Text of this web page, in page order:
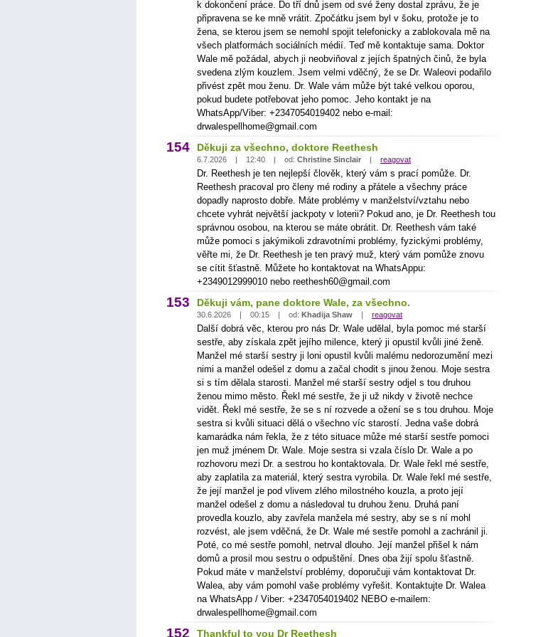
k dokončení práce. Do tří dnů jsem od své ženy dostal zprávu, že je
připravena se ke mně vrátit. Zpočátku jsem byl v šoku, protože je to
žena, se kterou jsem se nemohl spojit telefonicky a zablokovala mě na
všech platformách sociálních médií. Teď mě kontaktuje sama. Doktor
Wale mě požádal, abych ji neobviňoval z jejích špatných činů, že byla
svedena zlým kouzlem. Jsem velmi vděčný, že se Dr. Waleovi podařilo
přivést zpět mou ženu. Dr. Wale vám může být také velkou oporou,
pokud budete potřebovat jeho pomoc. Jeho kontakt je na
WhatsApp/Viber: +2347054019402 nebo e-mail:
drwalespellhome@gmail.com
154 Děkuji za všechno, doktore Reethesh
6.7.2026 | 12:40 | od: Christine Sinclair | reagovat
Dr. Reethesh je ten nejlepší člověk, který vám s prací pomůže. Dr.
Reethesh pracoval pro členy mé rodiny a přátele a všechny práce
dopadly naprosto dobře. Máte problémy v manželství/vztahu nebo
chcete vyhrát největší jackpoty v loterii? Pokud ano, je Dr. Reethesh tou
správnou osobou, na kterou se máte obrátit. Dr. Reethesh vám také
může pomoci s jakýmikoli zdravotními problémy, fyzickými problémy,
věřte mi, že Dr. Reethesh je ten pravý muž, který vám pomůže znovu
se cítit šťastně. Můžete ho kontaktovat na WhatsAppu:
+2349012999010 nebo reethesh60@gmail.com
153 Děkuji vám, pane doktore Wale, za všechno.
30.6.2026 | 00:15 | od: Khadija Shaw | reagovat
Další dobrá věc, kterou pro nás Dr. Wale udělal, byla pomoc mé starší
sestře, aby získala zpět jejího milence, který ji opustil kvůli jiné ženě.
Manžel mé starší sestry ji loni opustil kvůli malému nedorozumění mezi
nimi a manžel odešel z domu a začal chodit s jinou ženou. Moje sestra
si s tím dělala starosti. Manžel mé starší sestry odjel s tou druhou
ženou mimo město. Řekl mé sestře, že ji už nikdy v životě nechce
vidět. Řekl mé sestře, že se s ní rozvede a ožení se s tou druhou. Moje
sestra si kvůli situaci dělá o všechno víc starostí. Jedna vaše dobrá
kamarádka nám řekla, že z této situace může mé starší sestře pomoci
jen muž jménem Dr. Wale. Moje sestra si vzala číslo Dr. Wale a po
rozhovoru mezi Dr. a sestrou ho kontaktovala. Dr. Wale řekl mé sestře,
aby zaplatila za materiál, který sestra vyrobila. Dr. Wale řekl mé sestře,
že její manžel je pod vlivem zlého milostného kouzla, a proto její
manžel odešel z domu a následoval tu druhou ženu. Druhá paní
provedla kouzlo, aby zavřela manžela mé sestry, aby se s ní mohl
rozvést, ale jsem vděčná, že Dr. Wale mé sestře pomohl a zachránil ji.
Poté, co mé sestře pomohl, netrval dlouho. Její manžel přišel k nám
domů a prosil mou sestru o odpuštění. Dnes oba žijí spolu šťastně.
Pokud máte v manželství problémy, doporučuji vám kontaktovat Dr.
Walea, aby vám pomohl vaše problémy vyřešit. Kontaktujte Dr. Walea
na WhatsApp / Viber: +2347054019402 NEBO e-mailem:
drwalespellhome@gmail.com
152 Thankful to you Dr Reethesh